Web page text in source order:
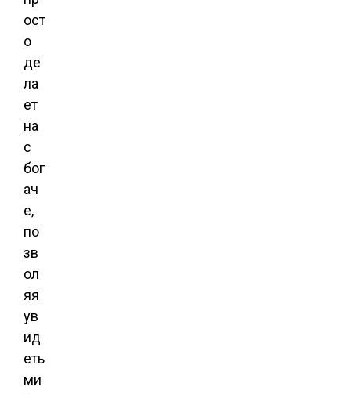
ост
о
де
ла
ет
на
с
бог
ач
е,
по
зв
ол
яя
ув
ид
еть
ми